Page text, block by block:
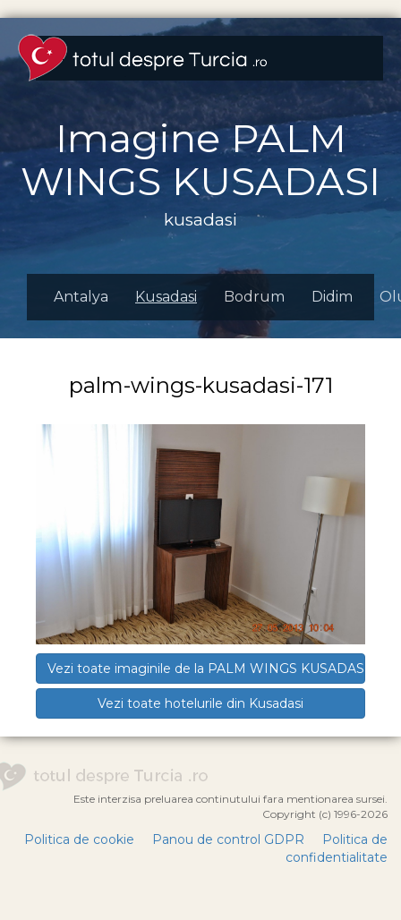
Imagine PALM
WINGS KUSADASI
kusadasi
Antalya Kusadasi Bodrum Didim
palm-wings-kusadasi-171
Vezi toate imaginile de la PALM WINGS KUSADASI
Vezi toate hotelurile din Kusadasi
Este interzisa preluarea continutului fara mentionarea sursei.
Copyright (c) 1996-2026
Politica de cookie Panou de control GDPR
Politica de
confidentialitate